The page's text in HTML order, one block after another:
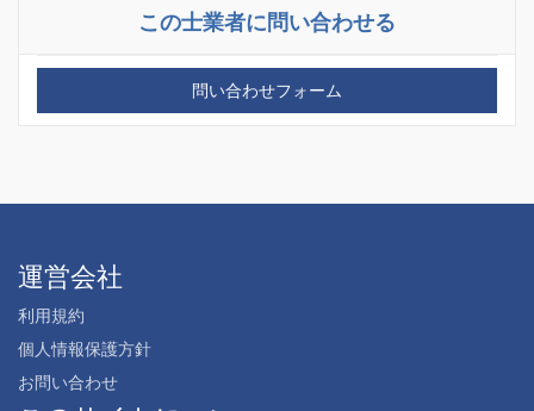
この士業者に問い合わせる
問い合わせフォーム
運営会社
利用規約
個人情報保護方針
お問い合わせ